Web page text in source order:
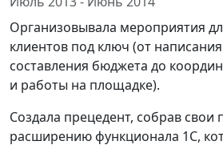
Организовывала мероприятия
клиентов под ключ (от
составления бюджета до
и работы на площадке).
Создала прецедент, собрав свои
расширению функционала 1С,